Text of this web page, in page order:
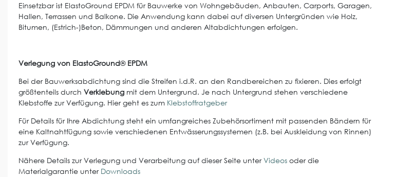
Einsetzbar ist ElastoGround EPDM für Bauwerke von Wohngebäuden, Anbauten, Carports, Garagen,
Hallen, Terrassen und Balkone. Die Anwendung kann dabei auf diversen Untergründen wie Holz,
Bitumen, (Estrich-)Beton, Dämmungen und anderen Altabdichtungen erfolgen.
Verlegung von ElastoGround®EPDM
Bei der Bauwerksabdichtung sind die Streifen i.d.R. an den Randbereichen zu fixieren. Dies erfolgt
größtenteils durch Verklebung mit dem Untergrund. Je nach Untergrund stehen verschiedene
Klebstoffe zur Verfügung. Hier geht es zum Klebstoffratgeber
Für Details für Ihre Abdichtung steht ein umfangreiches Zubehörsortiment mit passenden Bändern für
eine Kaltnahtfügung sowie verschiedenen Entwässerungssystemen (z.B. bei Auskleidung von Rinnen)
zur Verfügung.
Nähere Details zur Verlegung und Verarbeitung auf dieser Seite unterVideos oder die
Materialgarantie unter Downloads